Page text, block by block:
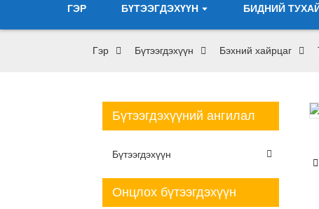
ГЭР БҮТЭЭГДЭХҮҮН БИДНИЙ
Гэр Бүтээгдэхүүн Бэхний хайрцаг
Бүтээгдэхүүний ангилал
Бүтээгдэхүүн
Онцлох бүтээгдэхүүн
Loading...
Loading...